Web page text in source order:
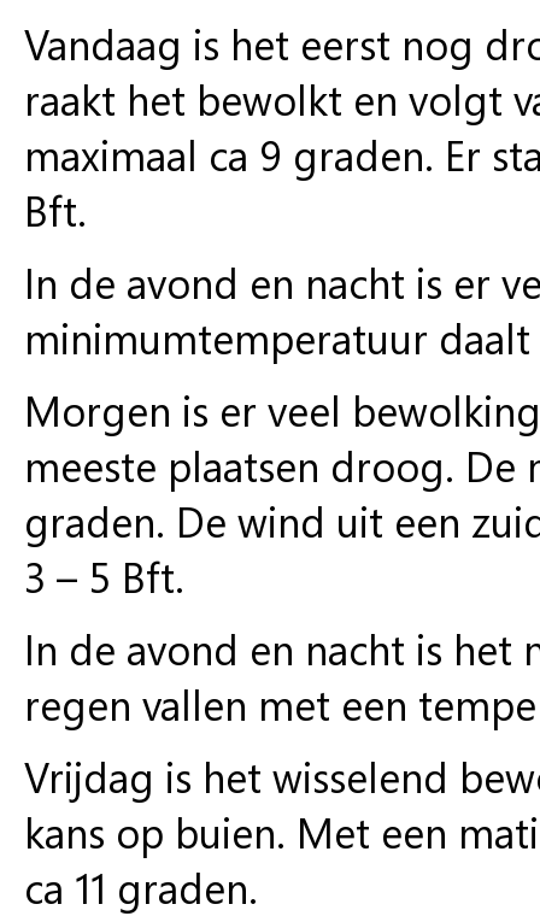
Vandaag is het eerst nog
raakt het bewolkt en volgt
maximaal ca 9 graden. Er
Bft.
In de avond en nacht is er
minimumtemperatuur daalt
Morgen is er veel
meeste plaatsen droog.
graden. De wind uit een
3 – 5 Bft.
In de avond en nacht is
regen vallen met een
Vrijdag is het wisselend
kans op buien. Met een
ca 11 graden.